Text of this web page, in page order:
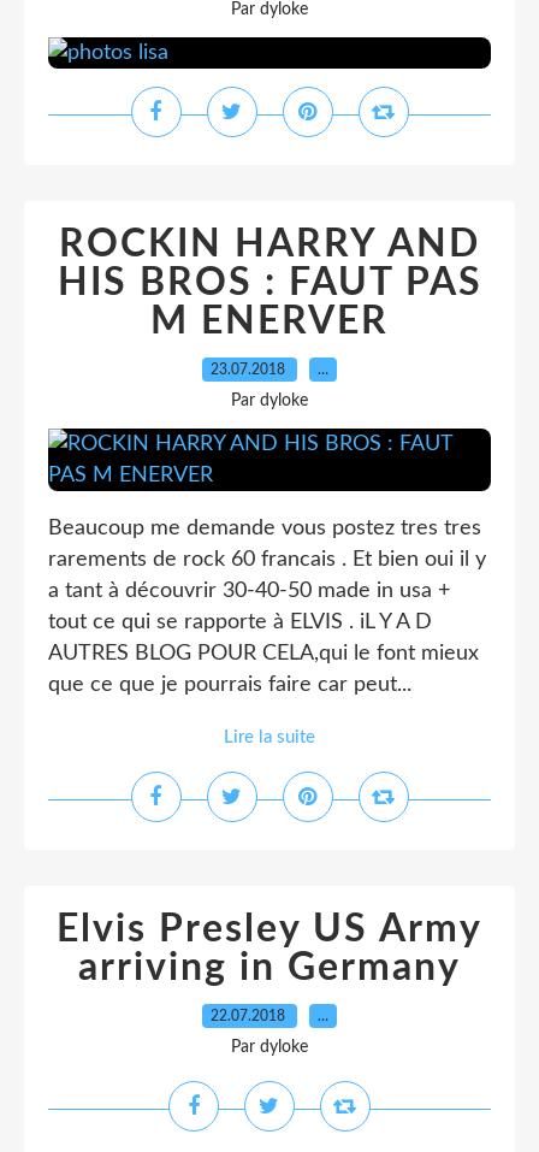
Par dyloke
ROCKIN HARRY AND
HIS BROS : FAUT PAS
M ENERVER
23.07.2018 …
Par dyloke
Beaucoup me demande vous postez tres tres
rarements de rock 60 francais . Et bien oui il y
a tant à découvrir 30-40-50 made in usa +
tout ce qui se rapporte à ELVIS . iL Y A D
AUTRES BLOG POUR CELA,qui le font mieux
que ce que je pourrais faire car peut...
Lire la suite
Elvis Presley US Army
arriving in Germany
22.07.2018 …
Par dyloke